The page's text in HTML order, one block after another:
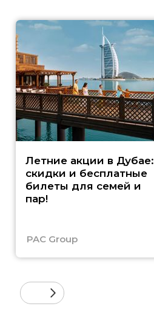
Летние акции в Дубае:
скидки и бесплатные
билеты для семей и
пар!
PAC Group